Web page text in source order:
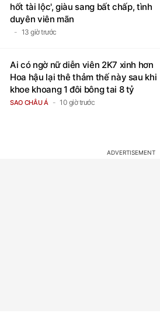
hốt tài lộc', giàu sang bất chấp, tình
duyên viên mãn
13 giờ trước
Ai có ngờ nữ diễn viên 2K7 xinh hơn
Hoa hậu lại thê thảm thế này sau khi
khoe khoang 1 đôi bông tai 8 tỷ
SAO CHÂU Á 10 giờ trước